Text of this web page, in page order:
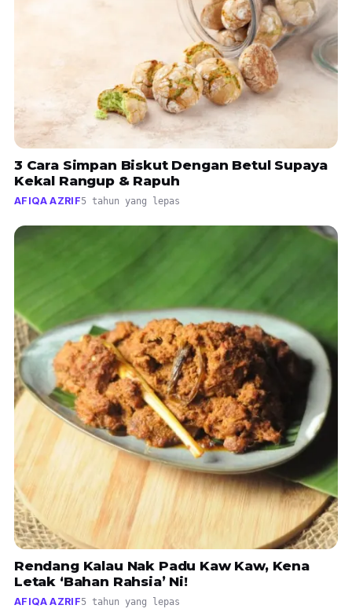
3 Cara Simpan Biskut Dengan Betul Supaya
Kekal Rangup & Rapuh
AFIQA AZRIF5 tahun yang lepas
Rendang Kalau Nak Padu Kaw Kaw, Kena
Letak ‘Bahan Rahsia’ Ni!
AFIQA AZRIF5 tahun yang lepas